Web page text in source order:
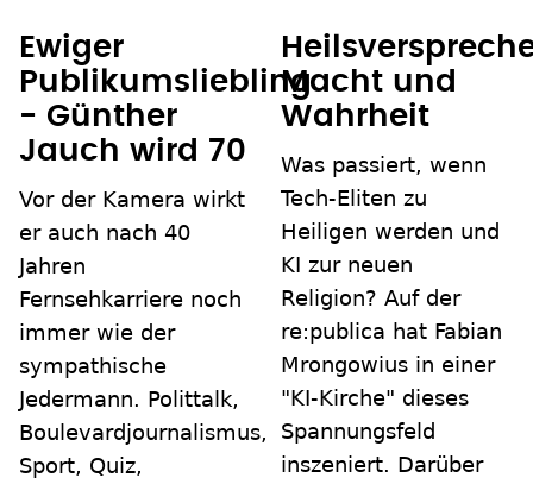
Ewiger
Publikumsliebling
- Günther
Jauch wird 70
Vor der Kamera wirkt
er auch nach 40
Jahren
Fernsehkarriere noch
immer wie der
sympathische
Jedermann. Polittalk,
Boulevardjournalismus,
Sport, Quiz,
Macht und
Wahrheit
Was passiert, wenn
Tech-Eliten zu
Heiligen werden und
KI zur neuen
Religion? Auf der
re:publica hat Fabian
Mrongowius in einer
"KI-Kirche" dieses
Spannungsfeld
inszeniert. Darüber